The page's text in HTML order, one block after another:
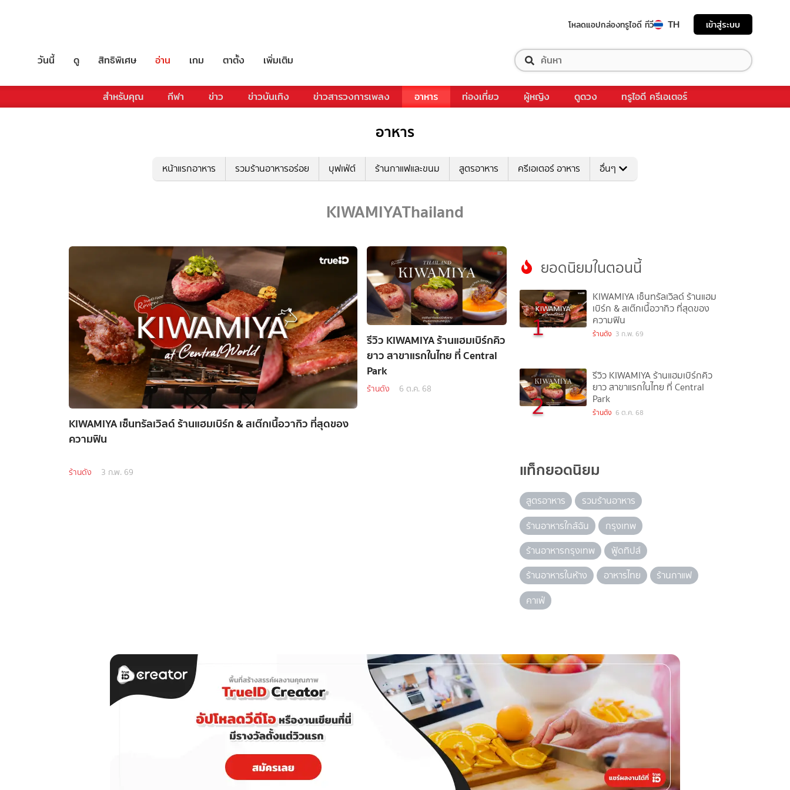
โหลดแอปกล่องทรูไอดี ทีวี TH เข้าสู่ระบบ
วันนี้ ดู สิทธิพิเศษ อ่าน เกม ตาตั้ง เพิ่มเติม
สำหรับคุณ กีฬา ข่าว ข่าวบันเทิง ข่าวสารวงการเพลง อาหาร ท่องเที่ยว ผู้หญิง ดูดวง ทรูไอดี ครีเอเตอร์
อาหาร
หน้าแรกอาหาร รวมร้านอาหารอร่อย บุฟเฟ่ต์ ร้านกาแฟและขนม สูตรอาหาร ครีเอเตอร์ อาหาร อื่นๆ
KIWAMIYAThailand
KIWAMIYA เซ็นทรัลเวิลด์ ร้านแฮมเบิร์ก & สเต๊กเนื้อวากิว ที่สุดของ
ความฟิน
ร้านดัง 3 ก.พ. 69
รีวิว KIWAMIYA ร้านแฮมเบิร์กคิว
ยาว สาขาแรกในไทย ที่ Central
Park
ร้านดัง 6 ต.ค. 68
ยอดนิยมในตอนนี้
1
KIWAMIYA เซ็นทรัลเวิลด์ ร้านแฮม
เบิร์ก & สเต๊กเนื้อวากิว ที่สุดของ
ความฟิน
ร้านดัง 3 ก.พ. 69
2
รีวิว KIWAMIYA ร้านแฮมเบิร์กคิว
ยาว สาขาแรกในไทย ที่ Central
Park
ร้านดัง 6 ต.ค. 68
แท็กยอดนิยม
สูตรอาหาร
รวมร้านอาหาร
ร้านอาหารใกล้ฉัน
กรุงเทพ
ร้านอาหารกรุงเทพ
ฟู้ดทิปส์
ร้านอาหารในห้าง
อาหารไทย
ร้านกาแฟ
คาเฟ่